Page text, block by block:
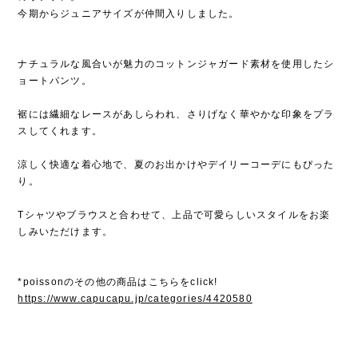
今期からジュニアサイズが仲間入りしました。
ナチュラルな風合いが魅力のコットンジャガード素材を使用したシ
ョートパンツ。
裾には繊細なレースがあしらわれ、さりげなく華やかな印象をプラ
スしてくれます。
涼しく快適な着心地で、夏のお出かけやデイリーコーデにもぴった
り。
Tシャツやブラウスと合わせて、上品で可愛らしいスタイルをお楽
しみいただけます。
*poissonのその他の商品はこちらをclick!
https://www.capucapu.jp/categories/4420580